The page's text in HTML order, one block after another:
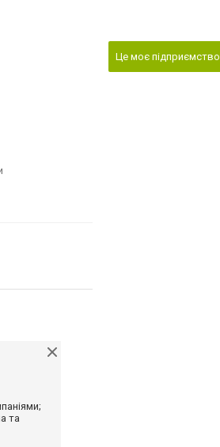
Це моє підприємство
та